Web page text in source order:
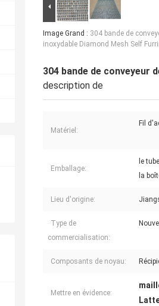
Image Grand : 304 bande de
inoxydable Diamond Mesh Self
304 bande de conveyeur
description de
Matériel:
Fil
Emballage:
le
la
Lieu d'origine:
Type de
commercialisation:
Composants de noyau:
Mettre en évidence: